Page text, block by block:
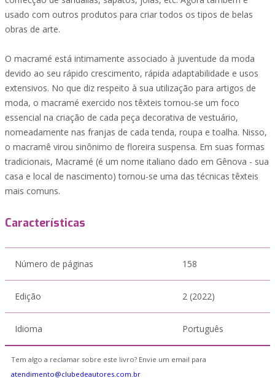
usado com outros produtos para criar todos os tipos de belas
obras de arte.
O macramé está intimamente associado à juventude da moda
devido ao seu rápido crescimento, rápida adaptabilidade e usos
extensivos. No que diz respeito à sua utilização para artigos de
moda, o macramé exercido nos têxteis tornou-se um foco
essencial na criação de cada peça decorativa de vestuário,
nomeadamente nas franjas de cada tenda, roupa e toalha. Nisso,
o macramê virou sinônimo de floreira suspensa. Em suas formas
tradicionais, Macramé (é um nome italiano dado em Gênova - sua
casa e local de nascimento) tornou-se uma das técnicas têxteis
mais comuns.
Características
Número de páginas 158
Edição 2 (2022)
Idioma Português
Tem algo a reclamar sobre este livro? Envie um email para
atendimento@clubedeautores.com.br